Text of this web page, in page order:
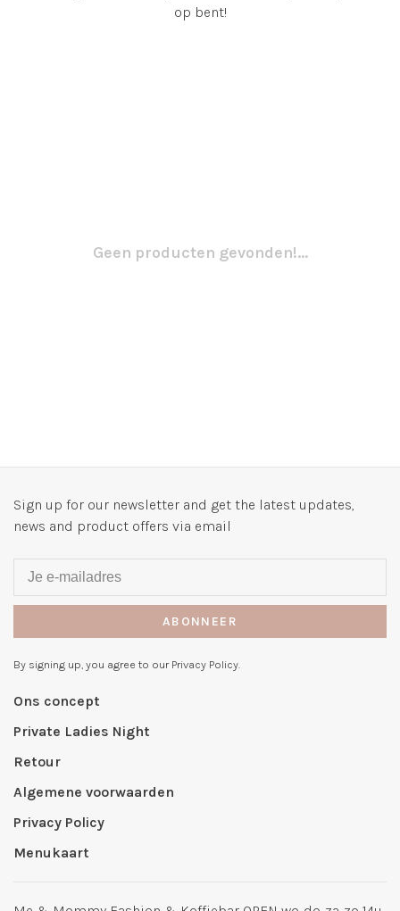
op bent!
Geen producten gevonden!...
Sign up for our newsletter and get the latest updates,
news and product offers via email
ABONNEER
By signing up, you agree to our Privacy Policy.
Ons concept
Private Ladies Night
Retour
Algemene voorwaarden
Privacy Policy
Menukaart